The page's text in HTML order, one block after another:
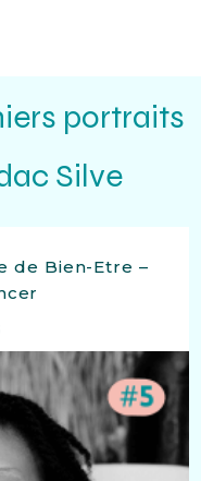
portraits
Silve
de Bien-Etre –